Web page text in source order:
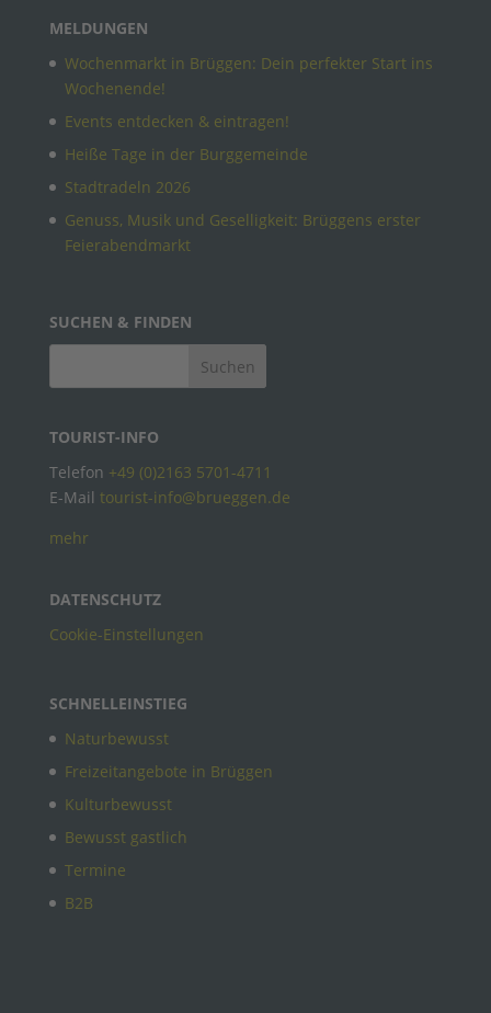
MELDUNGEN
Wochenmarkt in Brüggen: Dein perfekter Start ins
Wochenende!
Events entdecken & eintragen!
Heiße Tage in der Burggemeinde
Stadtradeln 2026
Genuss, Musik und Geselligkeit: Brüggens erster
Feierabendmarkt
SUCHEN & FINDEN
TOURIST-INFO
Telefon +49 (0)2163 5701-4711
E-Mail tourist-info@brueggen.de
mehr
DATENSCHUTZ
Cookie-Einstellungen
SCHNELLEINSTIEG
Naturbewusst
Freizeitangebote in Brüggen
Kulturbewusst
Bewusst gastlich
Termine
B2B